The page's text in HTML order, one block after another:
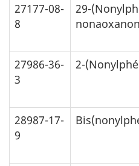
27177-08-
8
29-
27986-36-
3
2-
28987-17-
9